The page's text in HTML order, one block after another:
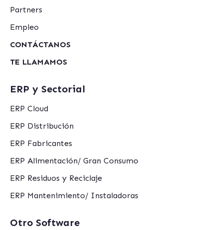
Partners
Empleo
CONTÁCTANOS
TE LLAMAMOS
ERP y Sectorial
ERP Cloud
ERP Distribución
ERP Fabricantes
ERP Alimentación/ Gran Consumo
ERP Residuos y Reciclaje
ERP Mantenimiento/ Instaladoras
Otro Software